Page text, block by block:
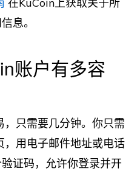
息。
账户有多容
只需要几分钟。你只需
用电子邮件地址或电话
证码，允许你登录并开